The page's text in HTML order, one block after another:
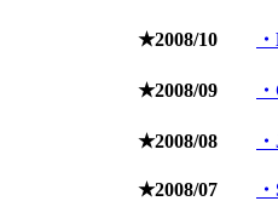
★2008/10
★2008/09
★2008/08
★2008/07
PIC：